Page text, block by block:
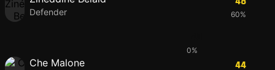
Defender 60%
0%
Che Malone 44